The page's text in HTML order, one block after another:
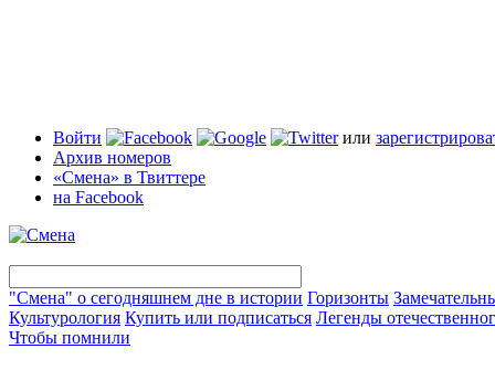
Войти или
Архив номеров
«Смена» в Твиттере
на Facebook
"Смена" о сегодняшнем дне в истории Горизонты
Культурология Купить или подписаться Легенды
Чтобы помнили